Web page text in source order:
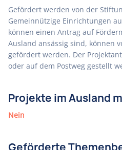
Gefördert werden von der
Gemeinnützige Einrichtungen
können einen Antrag auf
Ausland ansässig sind, können
gefördert werden. Der
oder auf dem Postweg gestellt
Projekte im Ausland
Nein
Geförderte